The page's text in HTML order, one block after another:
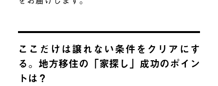
ここだけは譲れない条件をクリアにす
る。地方移住の「家探し」成功のポイン
トは？